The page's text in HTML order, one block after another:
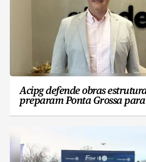
Acipg defende obras
preparam Ponta Grossa